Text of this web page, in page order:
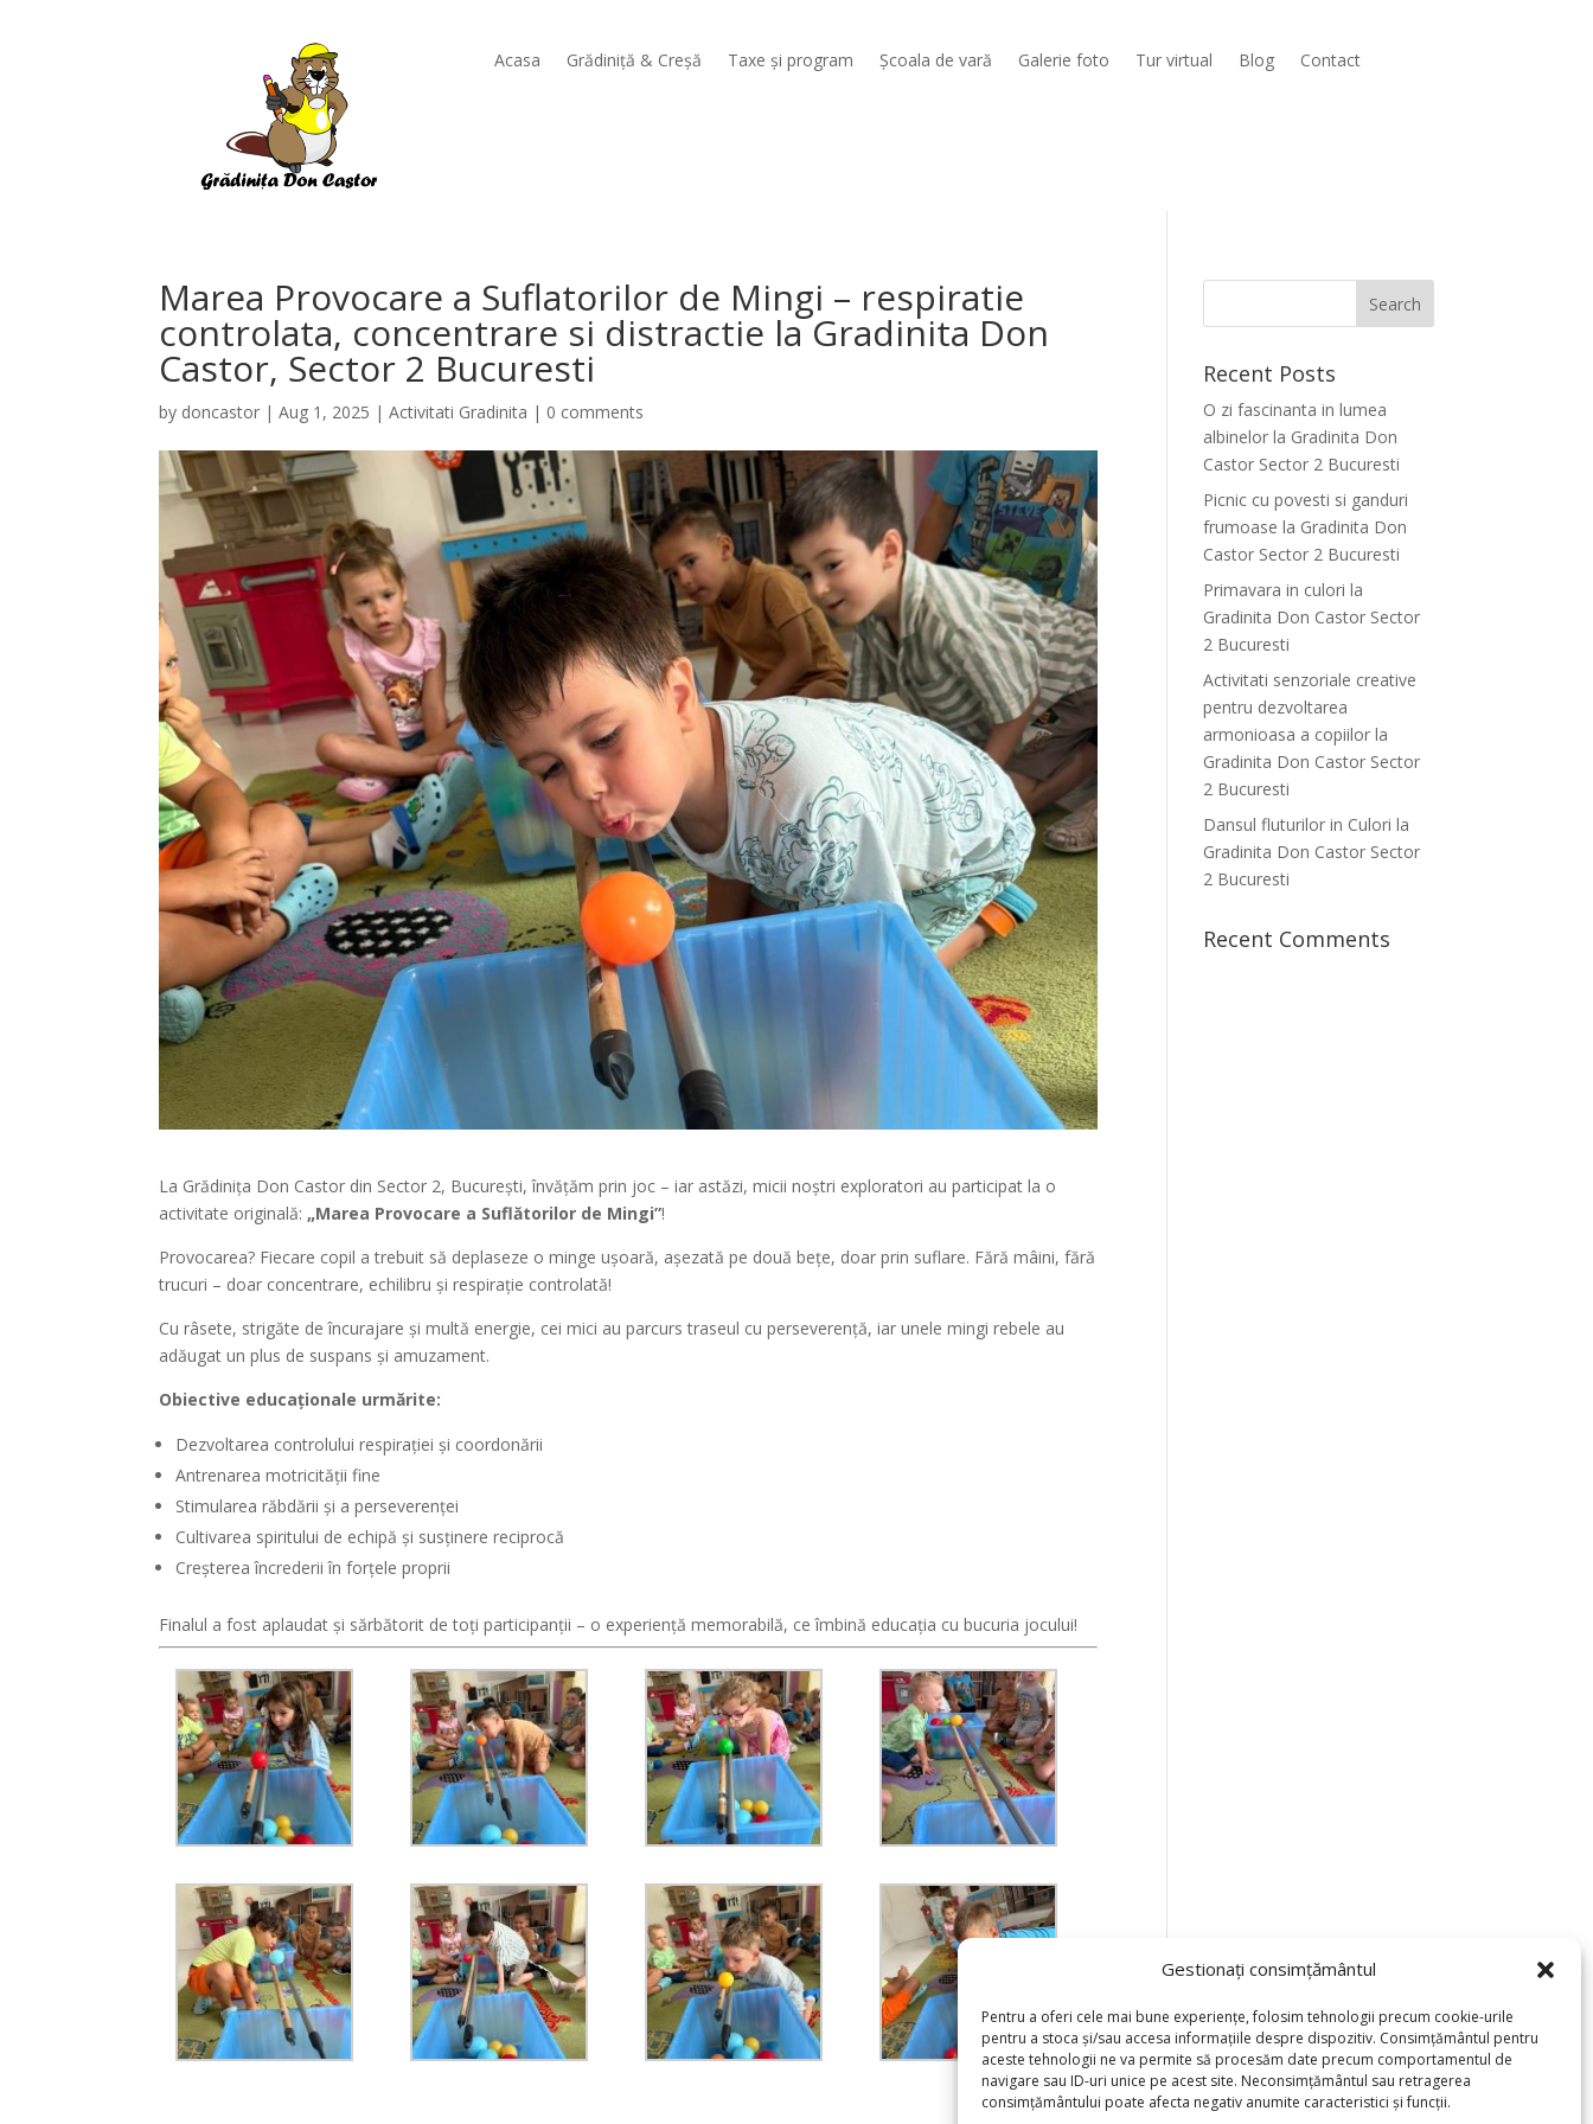
Gestionați consimțământul
Pentru a oferi cele mai bune experiențe, folosim tehnologii precum cookie-urile
pentru a stoca și/sau accesa informațiile despre dispozitiv. Consimțământul pentru
aceste tehnologii ne va permite să procesăm date precum comportamentul de
navigare sau ID-uri unice pe acest site. Neconsimțământul sau retragerea
consimțământului poate afecta negativ anumite caracteristici și funcții.
Acasa Grădiniță & Creșă Taxe și program Școala de vară Galerie foto Tur virtual Blog Contact
Marea Provocare a Suflatorilor de Mingi – respiratie
controlata, concentrare si distractie la Gradinita Don
Castor, Sector 2 Bucuresti
by doncastor |Aug 1, 2025 |Activitati Gradinita | 0 comments
La Grădinița Don Castor din Sector 2, București, învățăm prin joc – iar astăzi, micii noștri exploratori au participat la o
activitate originală: „Marea Provocare a Suflătorilor de Mingi”!
Provocarea? Fiecare copil a trebuit să deplaseze o minge ușoară, așezată pe două bețe, doar prin suflare. Fără mâini, fără
trucuri – doar concentrare, echilibru și respirație controlată!
Cu râsete, strigăte de încurajare și multă energie, cei mici au parcurs traseul cu perseverență, iar unele mingi rebele au
adăugat un plus de suspans și amuzament.
Obiective educaționale urmărite:
Dezvoltarea controlului respirației și coordonării
Antrenarea motricității fine
Stimularea răbdării și a perseverenței
Cultivarea spiritului de echipă și susținere reciprocă
Creșterea încrederii în forțele proprii
Finalul a fost aplaudat și sărbătorit de toți participanții – o experiență memorabilă, ce îmbină educația cu bucuria jocului!
Recent Posts
O zi fascinanta in lumea
albinelor la Gradinita Don
Castor Sector 2 Bucuresti
Picnic cu povesti si ganduri
frumoase la Gradinita Don
Castor Sector 2 Bucuresti
Primavara in culori la
Gradinita Don Castor Sector
2 Bucuresti
Activitati senzoriale creative
pentru dezvoltarea
armonioasa a copiilor la
Gradinita Don Castor Sector
2 Bucuresti
Dansul fluturilor in Culori la
Gradinita Don Castor Sector
2 Bucuresti
Recent Comments